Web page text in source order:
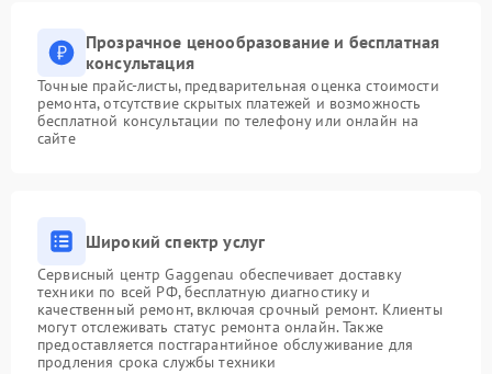
Прозрачное ценообразование и бесплатная
консультация
Точные прайс-листы, предварительная оценка стоимости
ремонта, отсутствие скрытых платежей и возможность
бесплатной консультации по телефону или онлайн на
сайте
Широкий спектр услуг
Сервисный центр Gaggenau обеспечивает доставку
техники по всей РФ, бесплатную диагностику и
качественный ремонт, включая срочный ремонт. Клиенты
могут отслеживать статус ремонта онлайн. Также
предоставляется постгарантийное обслуживание для
продления срока службы техники